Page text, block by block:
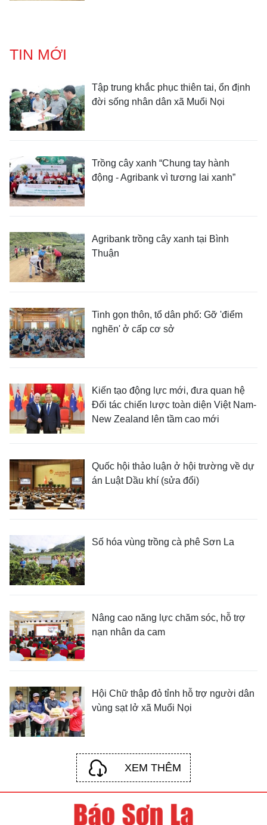
TIN MỚI
Tập trung khắc phục thiên tai, ổn định
đời sống nhân dân xã Muổi Nọi
Trồng cây xanh “Chung tay hành
động - Agribank vì tương lai xanh”
Agribank trồng cây xanh tại Bình
Thuận
Tinh gọn thôn, tổ dân phố: Gỡ 'điểm
nghẽn' ở cấp cơ sở
Kiến tạo động lực mới, đưa quan hệ
Đối tác chiến lược toàn diện Việt Nam-
New Zealand lên tầm cao mới
Quốc hội thảo luận ở hội trường về dự
án Luật Dầu khí (sửa đổi)
Số hóa vùng trồng cà phê Sơn La
Nâng cao năng lực chăm sóc, hỗ trợ
nạn nhân da cam
Hội Chữ thập đỏ tỉnh hỗ trợ người dân
vùng sạt lở xã Muổi Nọi
XEM THÊM